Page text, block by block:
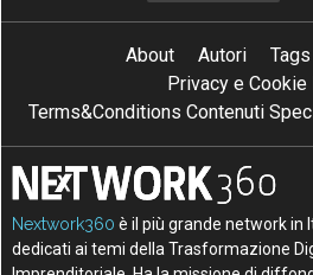
About Autori Tags
Privacy e
Terms&Conditions Contenuti
Nextwork360 è il più grande network in
dedicati ai temi della Trasformazione